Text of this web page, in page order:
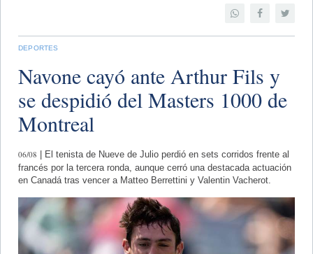
DEPORTES
Navone cayó ante Arthur Fils y
se despidió del Masters 1000 de
Montreal
06/08 | El tenista de Nueve de Julio perdió en sets corridos frente al
francés por la tercera ronda, aunque cerró una destacada actuación
en Canadá tras vencer a Matteo Berrettini y Valentin Vacherot.